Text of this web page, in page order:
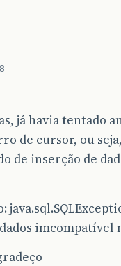
já havia tentado
de cursor, ou
de inserção de